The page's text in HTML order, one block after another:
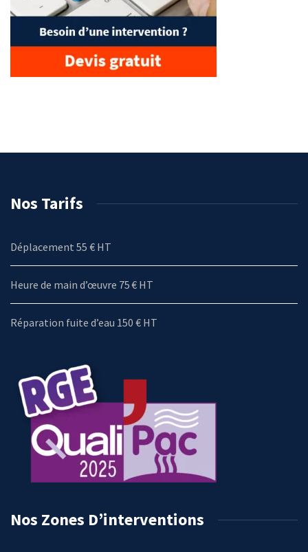
Nos Tarifs
Déplacement 55 € HT
Heure de main d’œuvre 75 € HT
Réparation fuite d’eau 150 € HT
Nos Zones D’interventions